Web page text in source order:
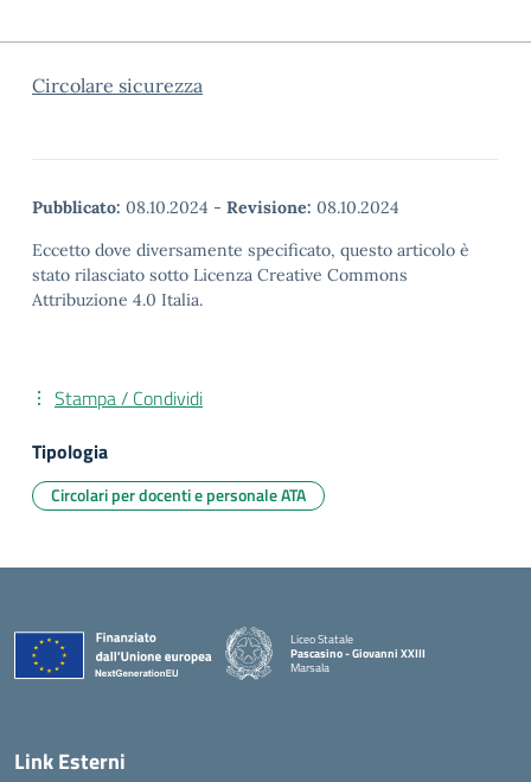
Circolare sicurezza
Pubblicato: 08.10.2024 - Revisione: 08.10.2024
Eccetto dove diversamente specificato, questo articolo è
stato rilasciato sotto Licenza Creative Commons
Attribuzione 4.0 Italia.
Stampa / Condividi
Tipologia
Circolari per docenti e personale ATA
Liceo Statale
Pascasino - Giovanni XXIII
Marsala
Link Esterni